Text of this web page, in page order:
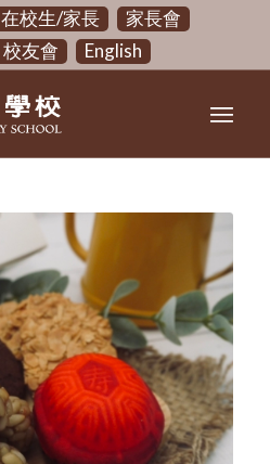
在校生/家長
家長會
校友會 English